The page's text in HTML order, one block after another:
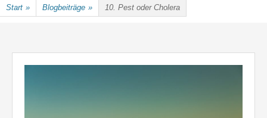
Inhalt
Start » Blogbeiträge » 10. Pest oder Cholera